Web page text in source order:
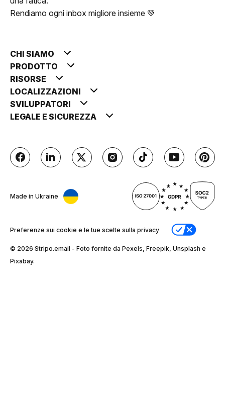
Rendiamo ogni inbox migliore insieme 💚
CHI SIAMO
PRODOTTO
RISORSE
LOCALIZZAZIONI
SVILUPPATORI
LEGALE E SICUREZZA
Made in Ukraine
Preferenze sui cookie e le tue scelte sulla privacy
© 2026 Stripо.email - Foto fornite da Pexels, Freepik, Unsplash e
Pixabay.